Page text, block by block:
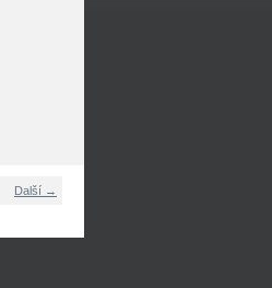
Další →